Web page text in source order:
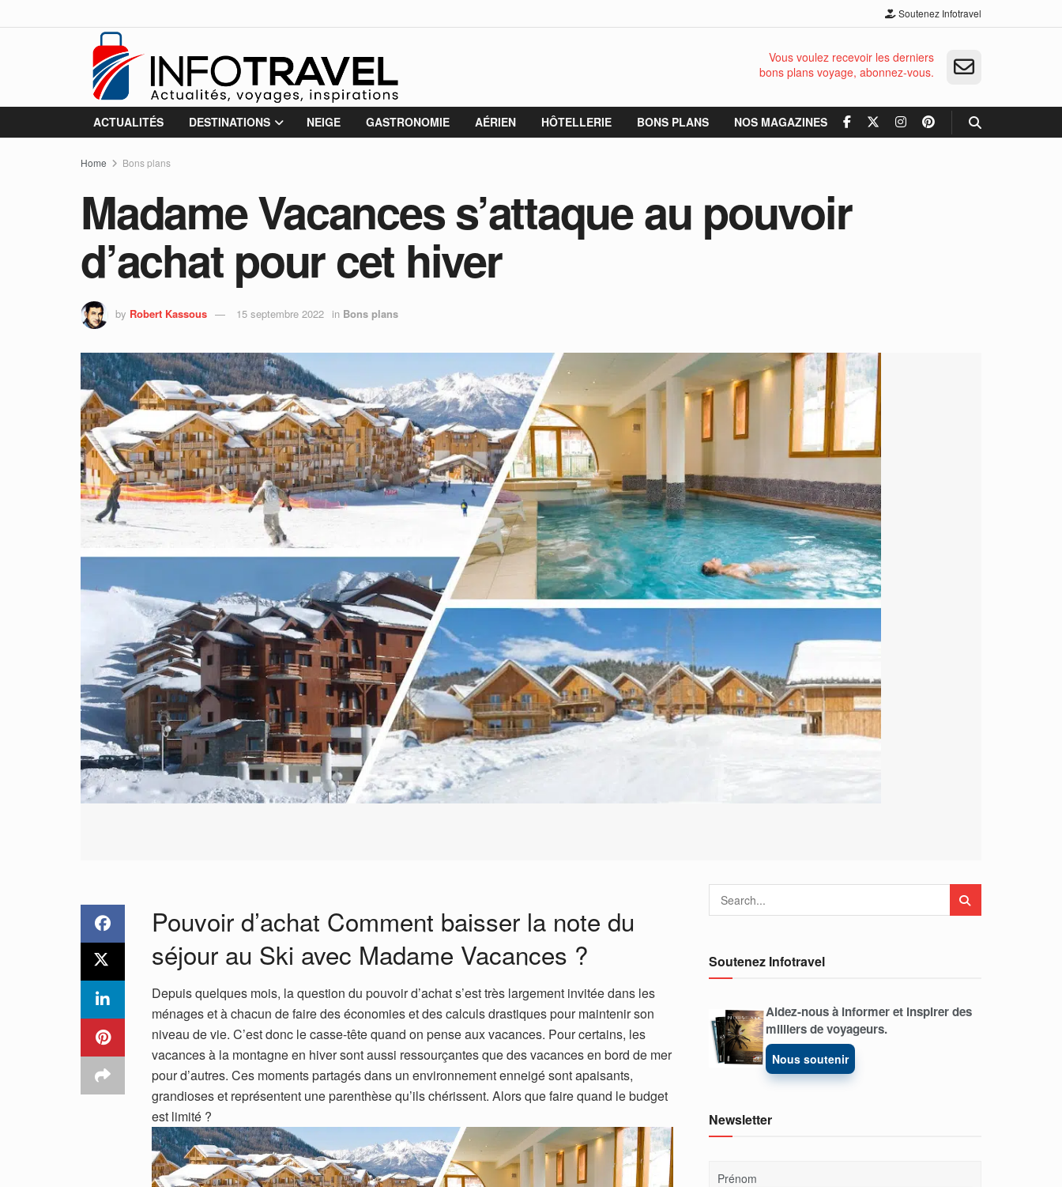
Soutenez Infotravel
Vous voulez recevoir les derniers
bons plans voyage, abonnez-vous.
ACTUALITÉS DESTINATIONS NEIGE GASTRONOMIE AÉRIEN HÔTELLERIE BONS PLANS NOS MAGAZINES
Home Bons plans
Madame Vacances s’attaque au pouvoir
d’achat pour cet hiver
by Robert Kassous 15 septembre 2022 in Bons plans
Pouvoir d’achat Comment baisser la note du
séjour au Ski avec Madame Vacances ?
Depuis quelques mois, la question du pouvoir d’achat s’est très largement invitée dans les
ménages et à chacun de faire des économies et des calculs drastiques pour maintenir son
niveau de vie. C’est donc le casse-tête quand on pense aux vacances. Pour certains, les
vacances à la montagne en hiver sont aussi ressourçantes que des vacances en bord de mer
pour d’autres. Ces moments partagés dans un environnement enneigé sont apaisants,
grandioses et représentent une parenthèse qu’ils chérissent. Alors que faire quand le budget
est limité ?
Soutenez Infotravel
Aidez-nous à informer et inspirer des
milliers de voyageurs.
Nous soutenir
Newsletter
Prénom